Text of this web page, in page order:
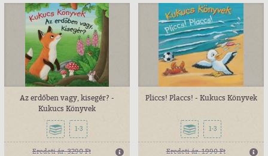
Az erdőben vagy, kisegér? -
Kukucs Könyvek
1-3
Eredeti ár:3290 Ft
Pliccs! Placcs! - Kukucs Könyvek
1-3
Eredeti ár:1990 Ft